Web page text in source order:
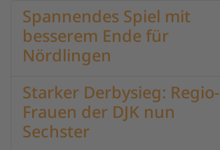
Spannendes Spiel mit
besserem Ende für
Nördlingen
Starker Derbysieg: Regio-
Frauen der DJK nun
Sechster